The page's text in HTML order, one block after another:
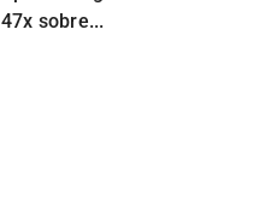
47x sobre...